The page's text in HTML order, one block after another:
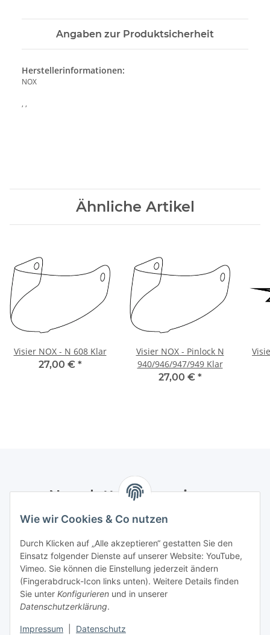
Wie wir Cookies & Co nutzen
Durch Klicken auf „Alle akzeptieren“ gestatten Sie den
Einsatz folgender Dienste auf unserer Website: YouTube,
Vimeo. Sie können die Einstellung jederzeit ändern
(Fingerabdruck-Icon links unten). Weitere Details finden
Sie unter Konfigurieren und in unserer
Datenschutzerklärung.
Impressum Datenschutz
Angaben zur Produktsicherheit
Herstellerinformationen:
NOX
, ,
Ähnliche Artikel
Visier NOX - N 608 Klar
27,00 € *
Visier NOX - Pinlock N
940/946/947/949 Klar
27,00 € *
Newsletter Abonnieren
Bitte senden Sie mir entsprechend Ihrer
Informationen zu Ihrem Produktsortiment per E-Mail zu.
Abonnieren
Newsletter Abonnieren